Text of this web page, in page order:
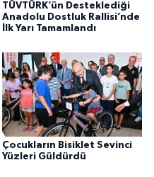
TÜVTÜRK’ün Desteklediği
Anadolu Dostluk Rallisi’nde
İlk Yarı Tamamlandı
Çocukların Bisiklet Sevinci
Yüzleri Güldürdü